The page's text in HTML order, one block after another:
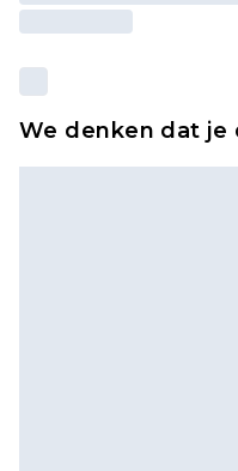
We denken dat je